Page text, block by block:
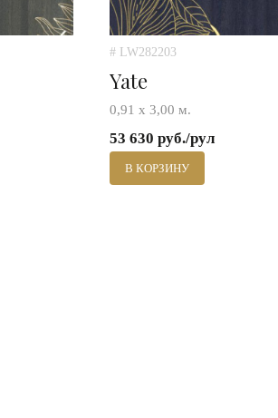
# LW282203
Yate
0,91 x 3,00 м.
53 630 руб./рул
В КОРЗИНУ